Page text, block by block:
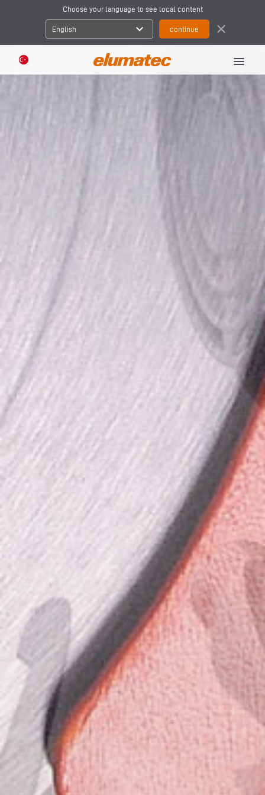
Choose your language to see local content
English expand_more close
menu